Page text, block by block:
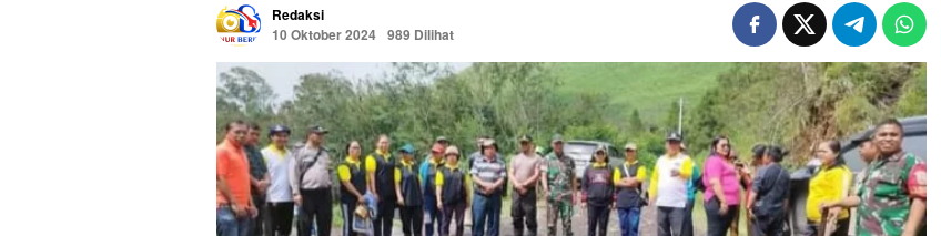
Redaksi
10 Oktober 2024 989 Dilihat